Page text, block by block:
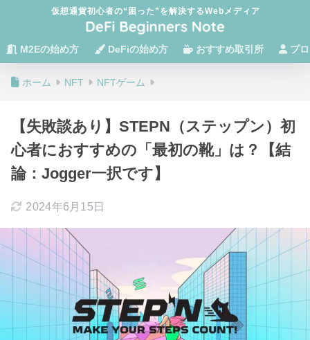
仮想通貨初心者の“困った”を解決するWebメディア
M2Eの始め方 DeFiの始め方 おすすめ取引所 プ
ホーム NFT NFTゲーム
【失敗談あり】STEPN（ステップン）初
心者におすすめの「最初の靴」は？【結
論：Jogger一択です】
2024年6月15日